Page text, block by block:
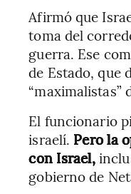
Afirmó que
toma del
guerra. Ese
de Estado, que
El funcionario
israelí. Pero la
con Israel,
gobierno de